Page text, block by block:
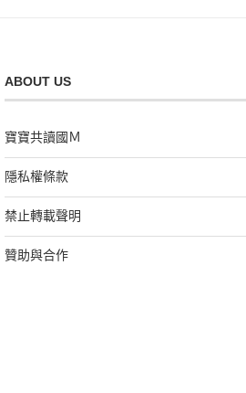
ABOUT US
寶寶共讀國Ｍ
隱私權條款
禁止轉載聲明
贊助與合作